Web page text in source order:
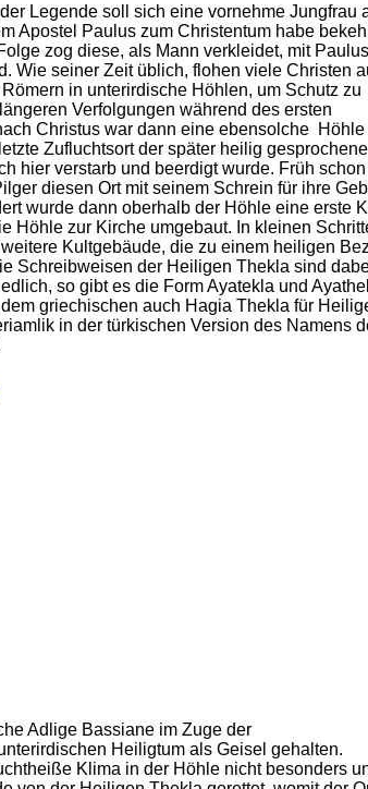
Legende soll sich eine vornehme Jungfrau
Apostel Paulus zum Christentum habe
zog diese, als Mann verkleidet, mit Paulus
Wie seiner Zeit üblich, flohen viele Christen
in unterirdische Höhlen, um Schutz zu
Verfolgungen während des ersten
Christus war dann eine ebensolche Höhle
Zufluchtsort der später heilig
hier verstarb und beerdigt wurde. Früh schon
diesen Ort mit seinem Schrein für ihre
wurde dann oberhalb der Höhle eine erste
Höhle zur Kirche umgebaut. In kleinen
Kultgebäude, die zu einem heiligen
Schreibweisen der Heiligen Thekla sind
so gibt es die Form Ayatekla und
griechischen auch Hagia Thekla für
in der türkischen Version des Namens
Adlige Bassiane im Zuge der
Heiligtum als Geisel gehalten.
Klima in der Höhle nicht besonders